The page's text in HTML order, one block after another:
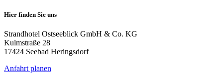
Hier finden Sie uns
Strandhotel Ostseeblick GmbH & Co. KG
Kulmstraße 28
17424 Seebad Heringsdorf
Anfahrt planen